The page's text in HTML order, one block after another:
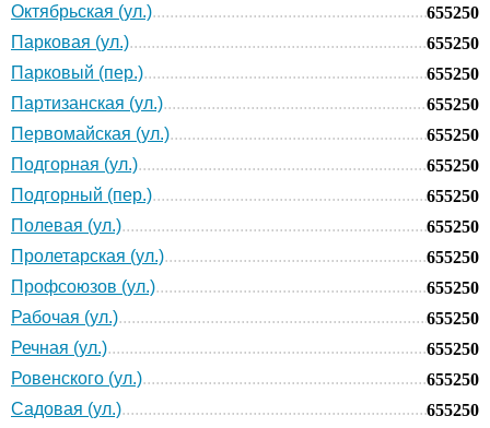
Октябрьская (ул.)
655250
Парковая (ул.)
655250
Парковый (пер.)
655250
Партизанская (ул.)
655250
Первомайская (ул.)
655250
Подгорная (ул.)
655250
Подгорный (пер.)
655250
Полевая (ул.)
655250
Пролетарская (ул.)
655250
Профсоюзов (ул.)
655250
Рабочая (ул.)
655250
Речная (ул.)
655250
Ровенского (ул.)
655250
Садовая (ул.)
655250